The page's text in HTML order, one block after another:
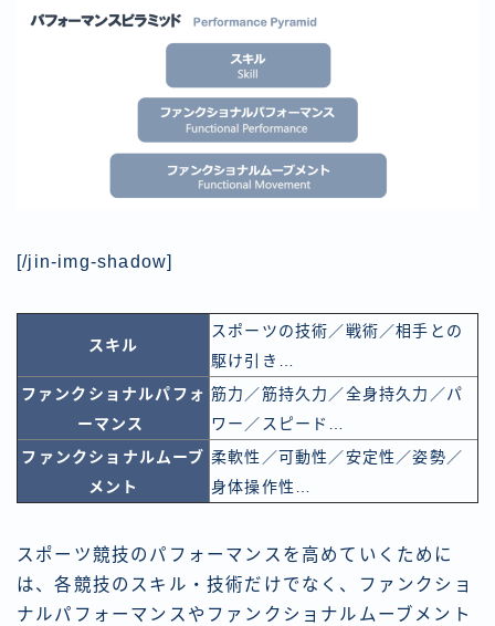
[/jin-img-shadow]
スキル
スポーツの技術／戦術／相手との
駆け引き…
ファンクショナルパフォ
ーマンス
筋力／筋持久力／全身持久力／パ
ワー／スピード…
ファンクショナルムーブ
メント
柔軟性／可動性／安定性／姿勢／
身体操作性…
スポーツ競技のパフォーマンスを高めていくために
は、各競技のスキル・技術だけでなく、ファンクショ
ナルパフォーマンスやファンクショナルムーブメント